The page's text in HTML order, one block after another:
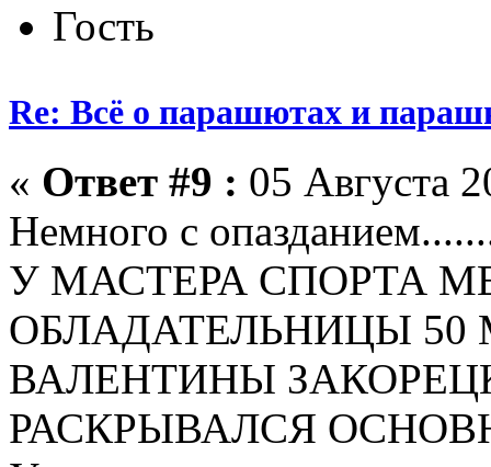
Гость
Re: Всё о парашютах и
« Ответ #9 : 05 Августа
Немного с
У МАСТЕРА СПОРТА
ОБЛАДАТЕЛЬНИЦЫ
ВАЛЕНТИНЫ
РАСКРЫВАЛСЯ